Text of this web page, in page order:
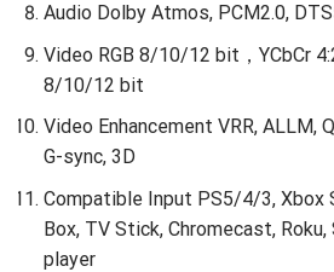
Audio Dolby Atmos, PCM2.0,
Video RGB 8/10/12 bit，YCbCr
8/10/12 bit
Video Enhancement VRR, ALLM,
G-sync, 3D
Compatible Input PS5/4/3, Xbox
Box, TV Stick, Chromecast, Roku,
player